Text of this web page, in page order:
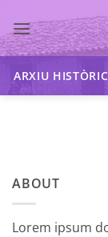
to
content
ARXIU
ABOUT
Lorem ipsum